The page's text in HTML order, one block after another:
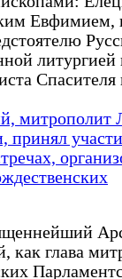
Евфимием,
литургией
Спасителя
митрополит
принял
как глава